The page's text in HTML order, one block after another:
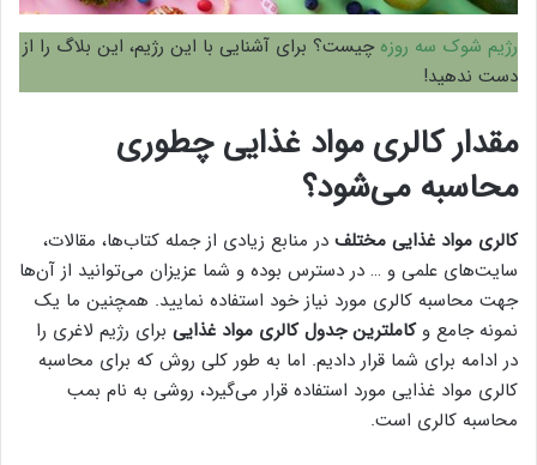
رژیم شوک سه روزه چیست؟ برای آشنایی با این رژیم، این بلاگ را از
دست ندهید!
مقدار کالری مواد غذایی چطوری
محاسبه می‌شود؟
کالری مواد غذایی مختلف در منابع زیادی از جمله کتاب‌ها، مقالات،
سایت‌های علمی و … در دسترس بوده و شما عزیزان می‌توانید از آن‌ها
جهت محاسبه کالری مورد نیاز خود استفاده نمایید. همچنین ما یک
نمونه جامع وکاملترین جدول کالری مواد غذایی برای رژیم لاغری را
در ادامه برای شما قرار دادیم. اما به طور کلی روش که برای محاسبه
کالری مواد غذایی مورد استفاده قرار می‌گیرد، روشی به نام بمب
محاسبه کالری است.